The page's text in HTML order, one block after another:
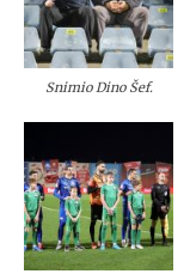
Snimio Dino Šef.